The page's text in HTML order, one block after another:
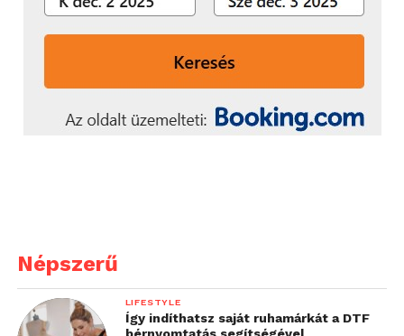
Népszerű
LIFESTYLE
Így indíthatsz saját ruhamárkát a DTF